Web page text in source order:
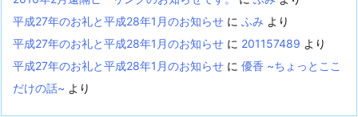
平成27年のお礼と平成28年1月のお知らせ に ふみ より
平成27年のお礼と平成28年1月のお知らせ に 201157489 より
平成27年のお礼と平成28年1月のお知らせ に 優香 ~ちょっとここ
だけの話~ より